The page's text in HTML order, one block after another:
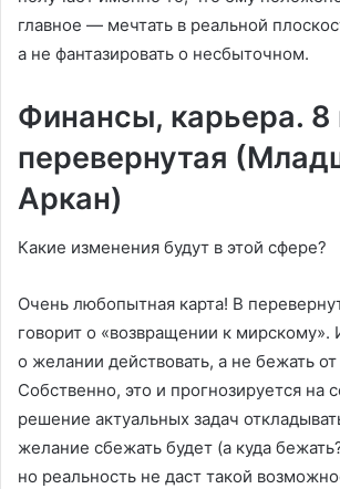
главное — мечтать в реальной
а не фантазировать о несбыточном.
Финансы, карьера. 8
перевернутая
Аркан)
Какие изменения будут в этой сфере?
Очень любопытная карта! В
говорит о «возвращении к мирскому».
о желании действовать, а не бежать
Собственно, это и прогнозируется на
решение актуальных задач
желание сбежать будет (а куда
но реальность не даст такой